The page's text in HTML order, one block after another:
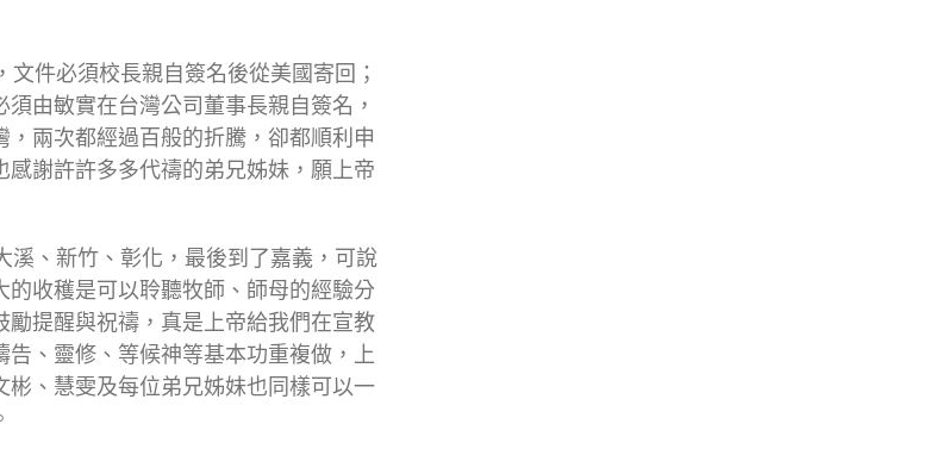
件必須校長親自簽名後從美國寄回；
由敏實在台灣公司董事長親自簽名，
兩次都經過百般的折騰，卻都順利申
謝許許多多代禱的弟兄姊妹，願上帝
、新竹、彰化，最後到了嘉義，可說
收穫是可以聆聽牧師、師母的經驗分
提醒與祝禱，真是上帝給我們在宣教
、靈修、等候神等基本功重複做，上
、慧雯及每位弟兄姊妹也同樣可以一